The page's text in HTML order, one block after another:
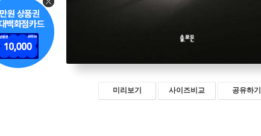
미리보기 사이즈비교 공유하기